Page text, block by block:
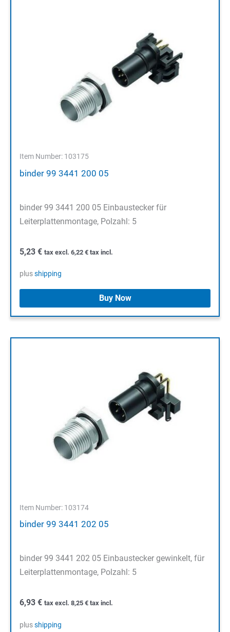
Item Number: 103175
binder 99 3441 200 05
binder 99 3441 200 05 Einbaustecker für
Leiterplattenmontage, Polzahl: 5
5,23 € tax excl. 6,22 € tax incl.
plusshipping
Buy Now
Item Number: 103174
binder 99 3441 202 05
binder 99 3441 202 05 Einbaustecker gewinkelt, für
Leiterplattenmontage, Polzahl: 5
6,93 € tax excl. 8,25 € tax incl.
plusshipping